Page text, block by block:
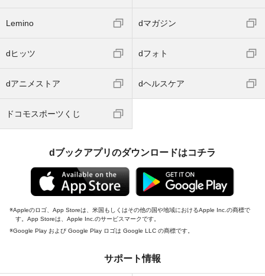
Lemino dマガジン
dヒッツ dフォト
dアニメストア dヘルスケア
ドコモスポーツくじ
dブックアプリのダウンロードはコチラ
Appleのロゴ、App Storeは、米国もしくはその他の国や地域におけるApple Inc.の商標で
す。App Storeは、Apple Inc.のサービスマークです。
Google Play および Google Play ロゴは Google LLC の商標です。
サポート情報